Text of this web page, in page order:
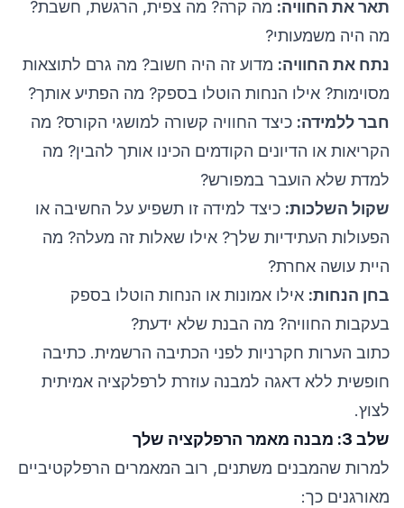
תאר את החוויה: מה קרה? מה צפית, הרגשת, חשבת?
מה היה משמעותי?
נתח את החוויה: מדוע זה היה חשוב? מה גרם לתוצאות
מסוימות? אילו הנחות הוטלו בספק? מה הפתיע אותך?
חבר ללמידה: כיצד החוויה קשורה למושגי הקורס? מה
הקריאות או הדיונים הקודמים הכינו אותך להבין? מה
למדת שלא הועבר במפורש?
שקול השלכות: כיצד למידה זו תשפיע על החשיבה או
הפעולות העתידיות שלך? אילו שאלות זה מעלה? מה
היית עושה אחרת?
בחן הנחות: אילו אמונות או הנחות הוטלו בספק
בעקבות החוויה? מה הבנת שלא ידעת?
כתוב הערות חקרניות לפני הכתיבה הרשמית. כתיבה
חופשית ללא דאגה למבנה עוזרת לרפלקציה אמיתית
לצוץ.
שלב 3: מבנה מאמר הרפלקציה שלך
למרות שהמבנים משתנים, רוב המאמרים הרפלקטיביים
מאורגנים כך: